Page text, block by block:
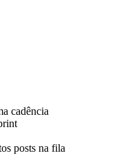
cadência
posts na fila